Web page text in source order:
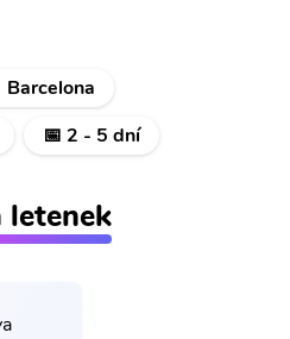
Barcelona
📅 2 - 5 dní
letenek